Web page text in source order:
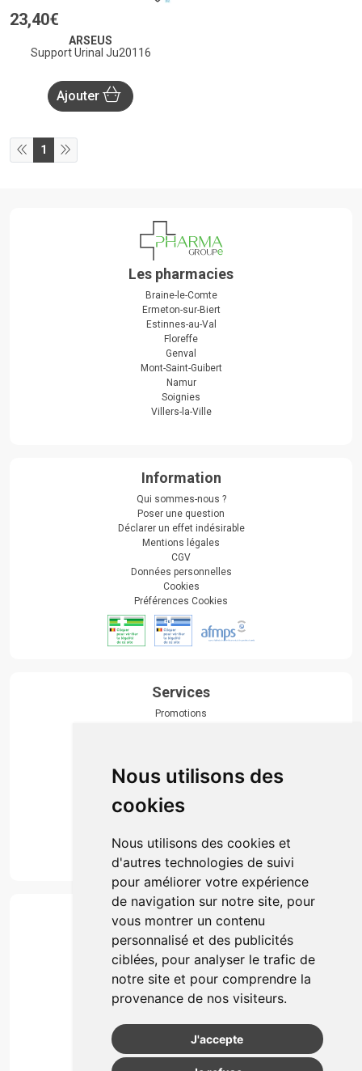
Nous utilisons des
cookies
Nous utilisons des cookies et
d'autres technologies de suivi
pour améliorer votre expérience
de navigation sur notre site, pour
vous montrer un contenu
personnalisé et des publicités
ciblées, pour analyser le trafic de
notre site et pour comprendre la
provenance de nos visiteurs.
J'accepte
23,40€
ARSEUS
Support Urinal Ju20116
Ajouter
1
Les pharmacies
Braine-le-Comte
Ermeton-sur-Biert
Estinnes-au-Val
Floreffe
Genval
Mont-Saint-Guibert
Namur
Soignies
Villers-la-Ville
Information
Qui sommes-nous ?
Poser une question
Déclarer un effet indésirable
Mentions légales
CGV
Données personnelles
Cookies
Préférences Cookies
Services
Promotions
Actualités & conseils
Événements
Marques
Suivez-nous
Paiement
Simple, rapide et 100% sécurisé
Retrait & Livriason
Retrait en automate ou Locker
Livraison chez vous